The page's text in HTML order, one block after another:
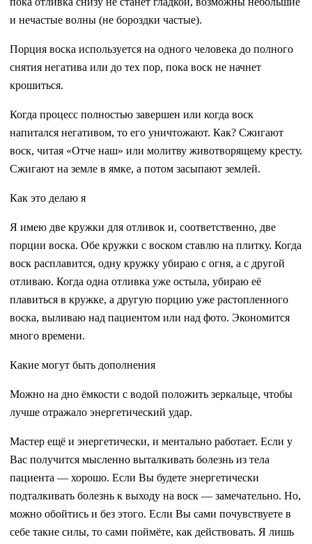
и нечастые волны (не бороздки частые).
Порция воска используется на одного человека до полного
снятия негатива или до тех пор, пока воск не начнет
крошиться.
Когда процесс полностью завершен или когда воск
напитался негативом, то его уничтожают. Как? Сжигают
воск, читая «Отче наш» или молитву животворящему кресту.
Сжигают на земле в ямке, а потом засыпают землей.
Как это делаю я
Я имею две кружки для отливок и, соответственно, две
порции воска. Обе кружки с воском ставлю на плитку. Когда
воск расплавится, одну кружку убираю с огня, а с другой
отливаю. Когда одна отливка уже остыла, убираю её
плавиться в кружке, а другую порцию уже растопленного
воска, выливаю над пациентом или над фото. Экономится
много времени.
Какие могут быть дополнения
Можно на дно ёмкости с водой положить зеркальце, чтобы
лучше отражало энергетический удар.
Мастер ещё и энергетически, и ментально работает. Если у
Вас получится мысленно выталкивать болезнь из тела
пациента — хорошо. Если Вы будете энергетически
подталкивать болезнь к выходу на воск — замечательно. Но,
можно обойтись и без этого. Если Вы сами почувствуете в
себе такие силы, то сами поймёте, как действовать. Я лишь